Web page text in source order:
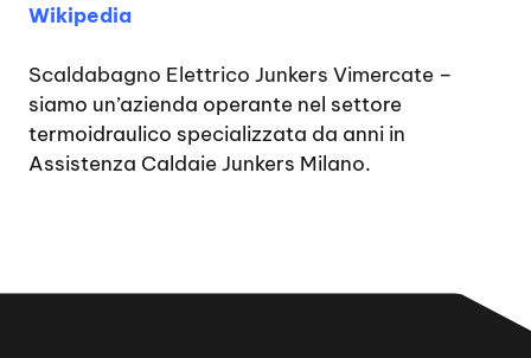
Wikipedia
Scaldabagno Elettrico Junkers Vimercate –
siamo un’azienda operante nel settore
termoidraulico specializzata da anni in
Assistenza Caldaie Junkers Milano.